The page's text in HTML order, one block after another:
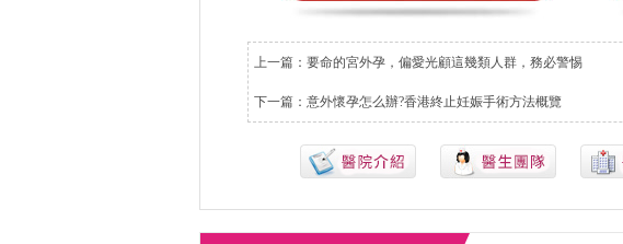
上一篇： 要命的宮外孕，偏愛光顧這幾類人群，務必警惕
下一篇： 意外懷孕怎么辦?香港終止妊娠手術方法概覽